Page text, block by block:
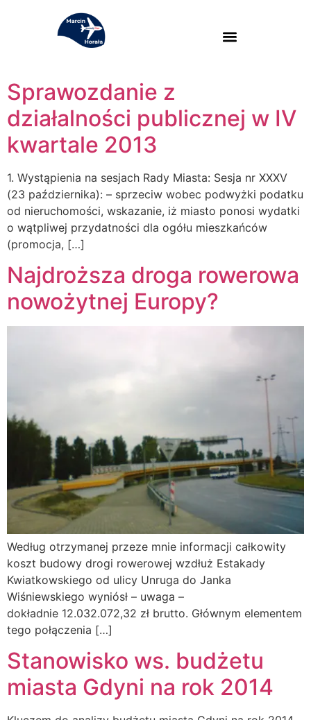
Sprawozdanie z
działalności publicznej w IV
kwartale 2013
1. Wystąpienia na sesjach Rady Miasta: Sesja nr XXXV
(23 października): – sprzeciw wobec podwyżki podatku
od nieruchomości, wskazanie, iż miasto ponosi wydatki
o wątpliwej przydatności dla ogółu mieszkańców
(promocja, […]
Najdroższa droga rowerowa
nowożytnej Europy?
Według otrzymanej przeze mnie informacji całkowity
koszt budowy drogi rowerowej wzdłuż Estakady
Kwiatkowskiego od ulicy Unruga do Janka
Wiśniewskiego wyniósł – uwaga –
dokładnie 12.032.072,32 zł brutto. Głównym elementem
tego połączenia […]
Stanowisko ws. budżetu
miasta Gdyni na rok 2014